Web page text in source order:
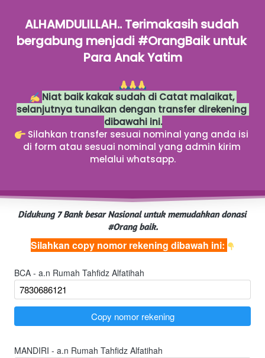
ALHAMDULILLAH.. Terimakasih sudah
bergabung menjadi #OrangBaik untuk
Para Anak Yatim
Niat baik kakak sudah di Catat malaikat,
selanjutnya tunaikan dengan transfer direkening
dibawahi ini.
Silahkan transfer sesuai nominal yang anda isi
di form atau sesuai nominal yang admin kirim
melalui whatsapp.
Didukung 7 Bank besar Nasional untuk memudahkan donasi
#Orang baik.
Silahkan copy nomor rekening dibawah ini:
BCA - a.n Rumah Tahfidz Alfatihah
`
Copy nomor rekening
MANDIRI - a.n Rumah Tahfidz Alfatihah